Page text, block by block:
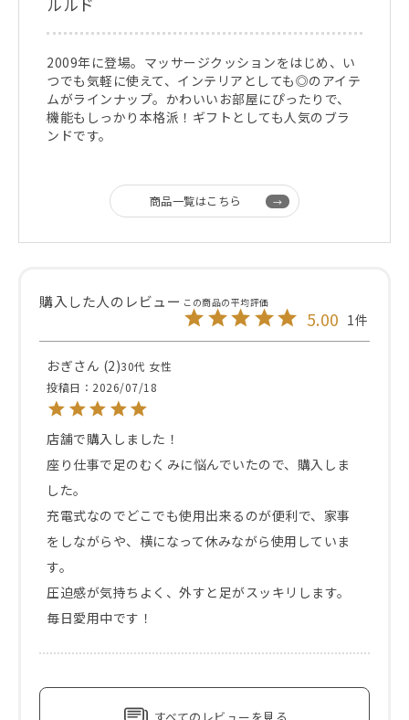
ルルド
2009年に登場。マッサージクッションをはじめ、い
つでも気軽に使えて、インテリアとしても◎のアイテ
ムがラインナップ。かわいいお部屋にぴったりで、
機能もしっかり本格派！ギフトとしても人気のブラ
ンドです。
商品一覧はこちら
5.00 1
おぎ 2 30代 女性
投稿日
2026/07/18
店舗で購入しました！
座り仕事で足のむくみに悩んでいたので、購入しま
した。
充電式なのでどこでも使用出来るのが便利で、家事
をしながらや、横になって休みながら使用していま
す。
圧迫感が気持ちよく、外すと足がスッキリします。
毎日愛用中です！